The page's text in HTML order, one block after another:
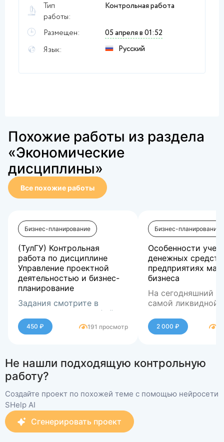
Тип
работы:
Контрольная работа
Размещен:
05 апреля в 01:52
Язык:
Русский
Похожие работы из раздела
«Экономические
дисциплины»
Все похожие работы
Бизнес-планирование
(ТулГУ) Контрольная
работа по дисциплине
Управление проектной
деятельностью и бизнес-
планирование
Задания смотрите в
демонстрационном файле
450 ₽ 191 просмотр
Бизнес-планирование
Особенности
денежных
предприятиях
бизнеса
На сегодняшний
самой ликвидной
являются
средства. От
поставленного
финансовая
Денежные
предприятиях
наличный расчет.
форме наличных
использование,
задачей
денежных
2 000 ₽
Не нашли подходящую контрольную
работу?
Создайте проект по похожей теме с помощью нейросети
SHelp AI
Сгенерировать проект